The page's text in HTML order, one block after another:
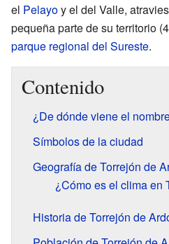
el Pelayoy el del Valle,
pequeña parte de su territorio
parque regional del Sureste.
Contenido
¿De dónde viene el
Símbolos de la ciudad
Geografía de Torrejón de
¿Cómo es el clima en
Historia de Torrejón de